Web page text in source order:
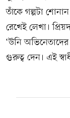
তাঁকে গল্পটা
রেখেই লেখা।
‘উনি
গুরুত্ব দেন। এই